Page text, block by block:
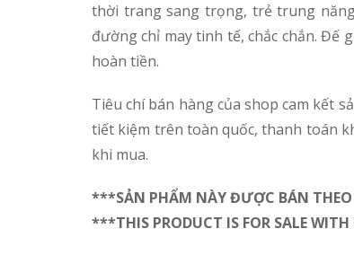
thời trang sang trọng, trẻ trung
đường chỉ may tinh tế, chắc chắn.
hoàn tiền.
Tiêu chí bán hàng của shop cam kết
tiết kiệm trên toàn quốc, thanh toán
khi mua.
***SẢN PHẨM NÀY ĐƯỢC BÁN
***THIS PRODUCT IS FOR SALE